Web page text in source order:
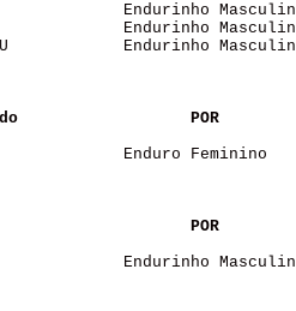
do Sado
POR
POR